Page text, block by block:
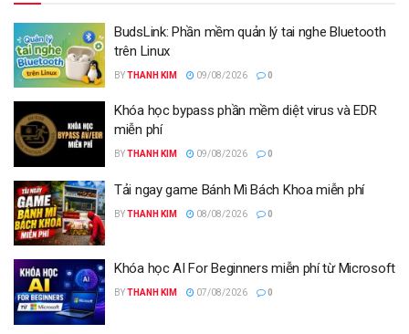
BudsLink: Phần mềm quản lý tai nghe Bluetooth
trên Linux
BYTHANH KIM 09/08/2026 0
Khóa học bypass phần mềm diệt virus và EDR
miễn phí
BYTHANH KIM 09/08/2026 0
Tải ngay game Bánh Mì Bách Khoa miễn phí
BYTHANH KIM 08/08/2026 0
Khóa học AI For Beginners miễn phí từ Microsoft
BYTHANH KIM 07/08/2026 0